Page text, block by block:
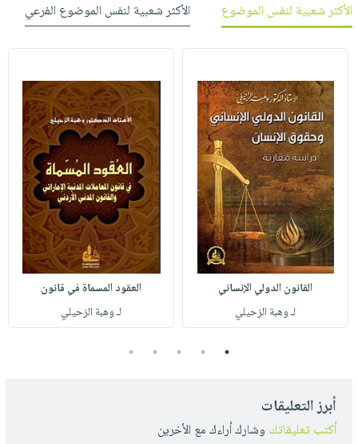
الأكثر شعبية لنفس الموضوع الأكثر شعبية لنفس الموضوع الفرعي
القانون الدولي الإنساني
لـ وهبة الزحيلي
العقود المسماة في قانون
لـ وهبة الزحيلي
1
2
3
4
5
أبرز التعليقات
أكتب تعليقاتك وشارك أراءك مع الأخرين